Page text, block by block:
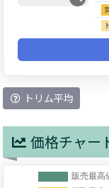
トリム平均
価格チャー